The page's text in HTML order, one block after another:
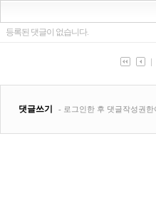
등록된 댓글이 없습니다.
댓글쓰기 - 로그인한 후 댓글작성권